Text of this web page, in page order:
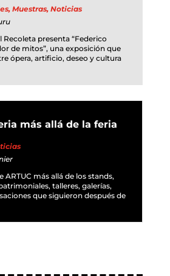
, Muestras, Noticias
Recoleta presenta “Federico
de mitos”, una exposición que
ópera, artificio, deseo y cultura
más allá de la feria
ARTUC más allá de los stands,
talleres, galerías,
que siguieron después de